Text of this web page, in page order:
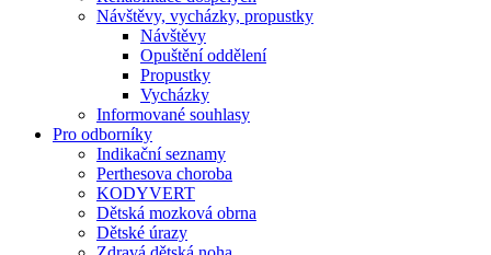
Návštěvy, vycházky, propustky
Návštěvy
Opuštění oddělení
Propustky
Vycházky
Informované souhlasy
Pro odborníky
Indikační seznamy
Perthesova choroba
KODYVERT
Dětská mozková obrna
Dětské úrazy